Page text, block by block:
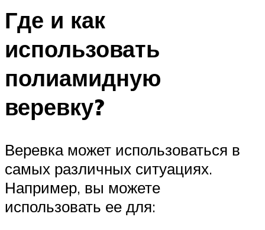
Где и как
использовать
полиамидную
веревку?
Веревка может использоваться в
самых различных ситуациях.
Например, вы можете
использовать ее для: